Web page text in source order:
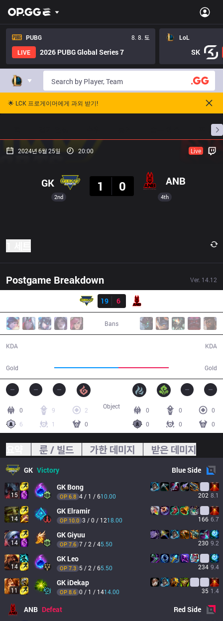
PUBG
8. 8. 토
LIVE
2026 PUBG Global Series 7
LoL
SK
🌟 LCK 프로게이머에게 과외 받기!
프로빌
2024년 6월 25일 20:00 Live
2nd
GK
1
0 ANB
4th
Postgame Breakdown Ver. 14.12
19
6
Bans
KDA
Gold Gold
KDA
0 9
2
6
1 0
0 0
0
0
0 0
Object
룬 / 빌드 가한 데미지 받은 데미지
GK Victory BlueSide
15
GK Bong
OP 6.8 4 / 1 / 610.00 202 8.1
14
GK Elramir
OP 10.0 3 / 0 / 1218.00 166 6.7
14
GKGiyuu
OP 7.6 7 / 2 / 45.50 230 9.2
14
GK Leo
OP 7.3 5 / 2 / 65.50 234 9.4
11
GKiDekap
OP 8.6 0 / 1 / 1414.00 35 1.4
ANB Defeat RedSide